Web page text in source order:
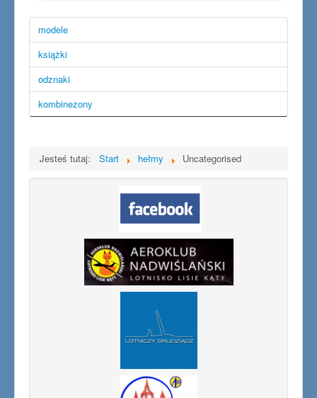
modele
książki
odznaki
kombinezony
Jesteś tutaj: Start hełmy Uncategorised